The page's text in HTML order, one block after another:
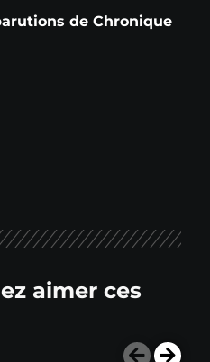
de Chronique
aimer ces